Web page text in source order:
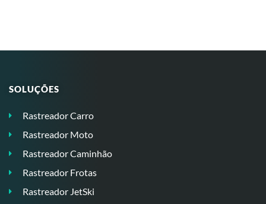
SOLUÇÕES
Rastreador Carro
Rastreador Moto
Rastreador Caminhão
Rastreador Frotas
Rastreador JetSki